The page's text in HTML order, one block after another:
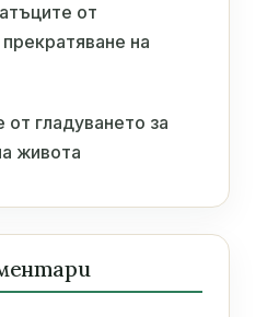
от
на
гладуването за
живота